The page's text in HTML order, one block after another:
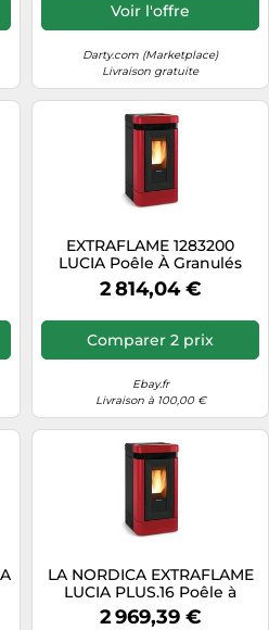
Voir l'offre
Darty.com (Marketplace)
Livraison gratuite
EXTRAFLAME 1283200
LUCIA Poêle À Granulés
Ventilé 12.1 KW Bordeaux
En Majolique
2 814,04 €
Comparer 2 prix
Ebay.fr
Livraison à 100,00 €
LA NORDICA EXTRAFLAME
LUCIA PLUS.16 Poêle à
Pellets Canalizable 12kW
2 969,39 €